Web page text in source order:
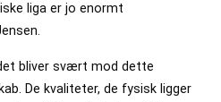
liga er jo enormt
bliver svært mod dette
De kvaliteter, de fysisk ligger